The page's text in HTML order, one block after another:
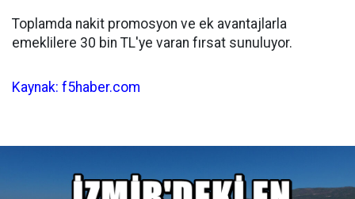
Toplamda nakit promosyon ve ek avantajlarla
emeklilere 30 bin TL'ye varan fırsat sunuluyor.
Kaynak: f5haber.com